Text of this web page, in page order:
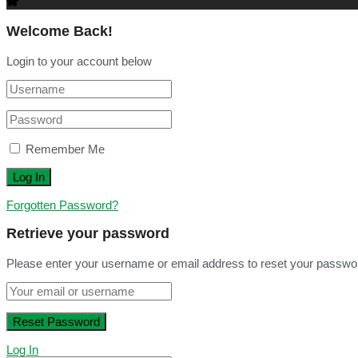
Welcome Back!
Login to your account below
Remember Me
Forgotten Password?
Retrieve your password
Please enter your username or email address to reset your
Log In